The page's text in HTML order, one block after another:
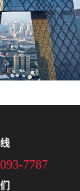
7787